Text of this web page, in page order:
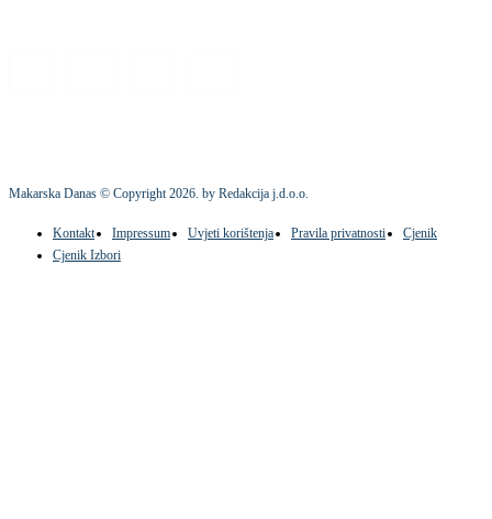
Makarska Danas © Copyright2026. by Redakcija j.d.o.o.
Kontakt Impressum Uvjeti korištenja Pravila privatnosti
Cjenik
Cjenik Izbori